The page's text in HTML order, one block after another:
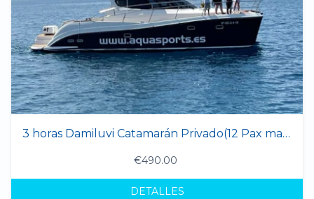
3 horas Damiluvi Catamarán Privado(12 Pax max.)
€490.00
DETALLES